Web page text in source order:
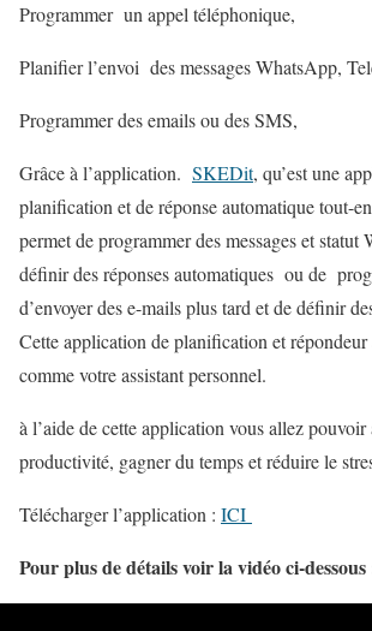
Programmer un appel téléphonique,
Planifier l’envoi des messages WhatsApp,
Programmer des emails ou des SMS,
Grâce à l’application. SKEDit, qu’est une
planification et de réponse automatique tout-
permet de programmer des messages et statut
définir des réponses automatiques ou de
d’envoyer des e-mails plus tard et de définir
Cette application de planification et
comme votre assistant personnel.
à l’aide de cette application vous allez
productivité, gagner du temps et réduire le
Télécharger l’application : ICI
Pour plus de détails voir la vidéo ci-dessous